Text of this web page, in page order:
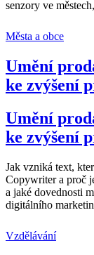
senzory ve
Města a obce
Umění
ke zvýšení
Umění
ke zvýšení
Jak vzniká text,
Copywriter a proč
a jaké dovednosti
digitálního
Vzdělávání